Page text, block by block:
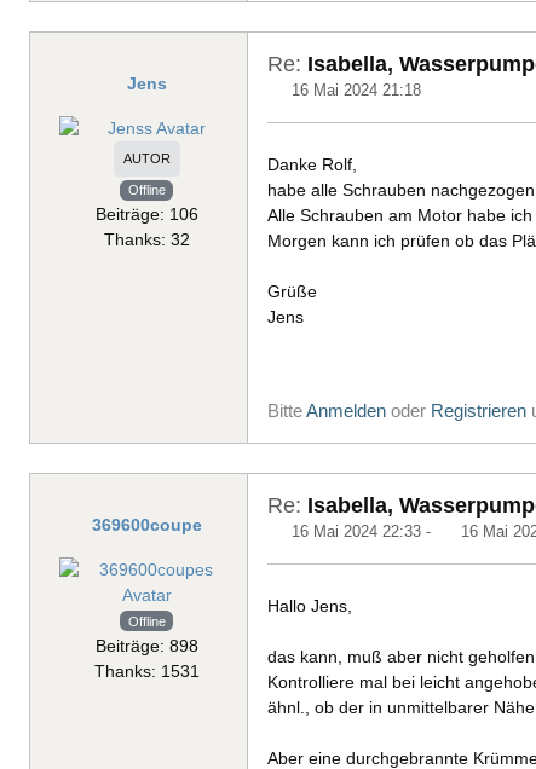
Jens
AUTOR
Offline
Beiträge: 106
Thanks: 32
Re: Isabella,
16 Mai 2024 21:18
Danke Rolf,
habe alle Schrauben
Alle Schrauben am Motor habe
Morgen kann ich prüfen ob das
Grüße
Jens
BitteAnmelden oder Registrieren
369600coupe
Offline
Beiträge: 898
Thanks: 1531
Re: Isabella,
16 Mai 2024 22:33 - 16 Mai
Hallo Jens,
das kann, muß aber nicht
Kontrolliere mal bei leicht
ähnl., ob der in unmittelbarer
Aber eine durchgebrannte